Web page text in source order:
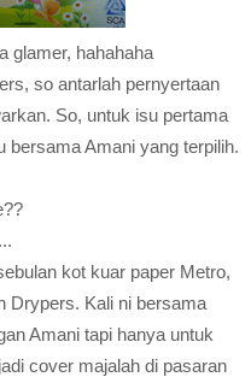
glamer, hahahaha
so antarlah pernyertaan
So, untuk isu pertama
bersama Amani yang terpilih.
kot kuar paper Metro,
Drypers. Kali ni bersama
Amani tapi hanya untuk
cover majalah di pasaran